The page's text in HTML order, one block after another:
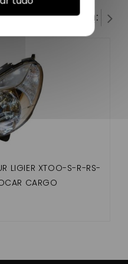
categoria:
LIGIER XTOO-S-R-RS-
CARGO